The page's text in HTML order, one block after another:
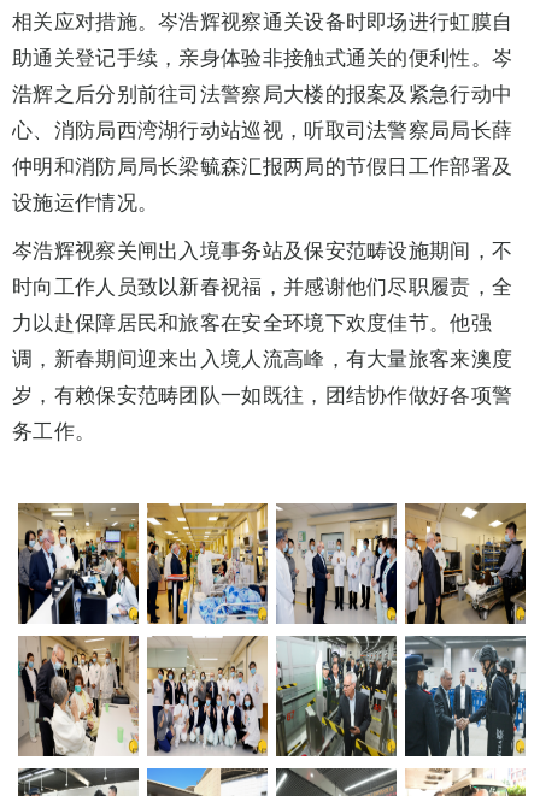
相关应对措施。岑浩辉视察通关设备时即场进行虹膜自
助通关登记手续，亲身体验非接触式通关的便利性。岑
浩辉之后分别前往司法警察局大楼的报案及紧急行动中
心、消防局西湾湖行动站巡视，听取司法警察局局长薛
仲明和消防局局长梁毓森汇报两局的节假日工作部署及
设施运作情况。
岑浩辉视察关闸出入境事务站及保安范畴设施期间，不
时向工作人员致以新春祝福，并感谢他们尽职履责，全
力以赴保障居民和旅客在安全环境下欢度佳节。他强
调，新春期间迎来出入境人流高峰，有大量旅客来澳度
岁，有赖保安范畴团队一如既往，团结协作做好各项警
务工作。